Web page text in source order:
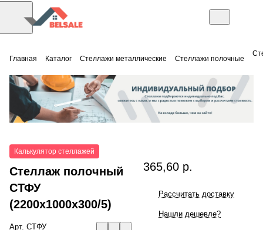
Главная Каталог Стеллажи металлические Стеллажи полочные
Калькулятор стеллажей
Стеллаж полочный
СТФУ
(2200x1000x300/5)
Арт. СТФУ
365,60 р.
Рассчитать доставку
Нашли дешевле?